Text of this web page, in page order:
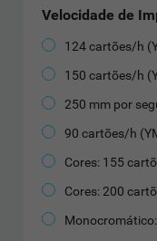
Velocidade de
124 cartões/h
150 cartões/h
250 mm por
90 cartões/h
Cores: 155
Cores: 200